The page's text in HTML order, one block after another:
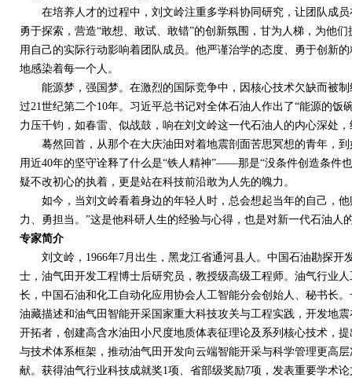
在培养人才的过程中，刘文岭注重多学科协同研究，让团队成员
勇于探索，营造“敢想、敢试、敢错”的创新氛围，甘为人梯，为他
用自己的实际行动影响着团队成员。他严谨治学的态度、勇于创新
地感染着每一个人。
能源梦，强国梦。在激烈的国际竞争中，因核心技术欠缺而被制
过21世纪第二个10年。习近平总书记对全体石油人作出了“能源的饭
力压千钧，如春雷、似战鼓，响在刘文岭这一代石油人的内心深处
蓦然回首，从那个在大庆油田对着地震剖面苦思冥想的青年，到
用近40年的坚守诠释了什么是“铁人精神”——那是“没条件创造条件
疑不改初心的执着，更是站在科技前沿敢为人先的魄力。
如今，当刘文岭看着身边的年轻人时，总会想起当年的自己，他
力、勇担当。”这是他科研人生的经验与心得，也是对新一代石油人
专家简介
刘文岭， 1966年7月出生，黑龙江省通河县人。中国石油勘探开
士，油气田开发工程博士后研究员，教授级高级工程师。油气行业
长，中国石油和化工自动化应用协会人工智能分会创始人、秘书长
油藏描述和油气田智能开采国家重大科技攻关与工程实践，开发地
开拓者，创建高含水油田小尺度地质体表征理论及系列核心技术，
与技术体系框架，推动油气田开发向云端智能开采与科学管理更高
献。获得油气行业科技成就奖1项、省部级奖励7项，发表重要学术论